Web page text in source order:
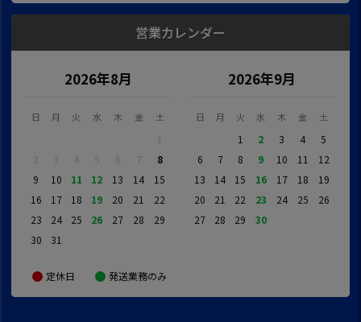
営業カレンダー
2026年8月
日 月 火 水 木 金 土
1
2
3 4 5 6 7
8
9
10 11 12 13 14
15
16
17 18 19 20 21
22
23
24 25 26 27 28
29
30
31
2026年9月
日 月 火 水 木 金 土
1 2 3 4
5
6
7 8 9 10 11
12
13
14 15 16 17 18
19
20
21 22 23 24 25
26
27
28 29 30
定休日 発送業務のみ